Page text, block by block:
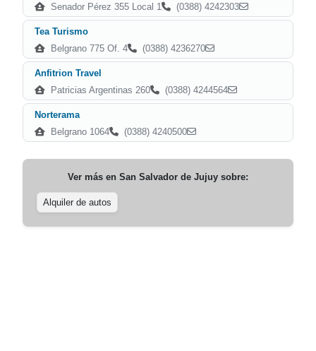
Senador Pérez 355 Local 1
(0388) 4242303
Tea Turismo
Belgrano 775 Of. 4
(0388) 4236270
Anfitrion Travel
Patricias Argentinas 260
(0388) 4244564
Norterama
Belgrano 1064
(0388) 4240500
Ver más en San Salvador de Jujuy sobre:
Alquiler de autos